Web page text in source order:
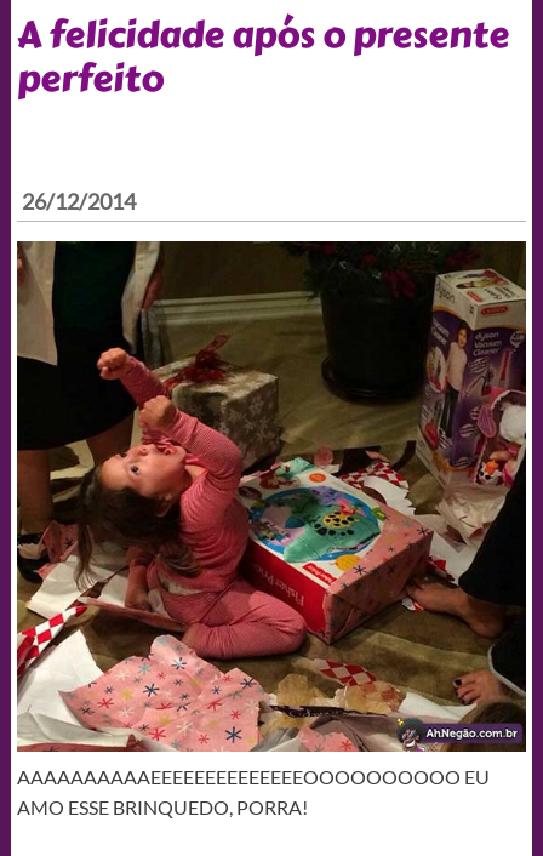
A felicidade após o presente
perfeito
26/12/2014
AAAAAAAAAAEEEEEEEEEEEEEEOOOOOOOOOO EU
AMO ESSE BRINQUEDO, PORRA!